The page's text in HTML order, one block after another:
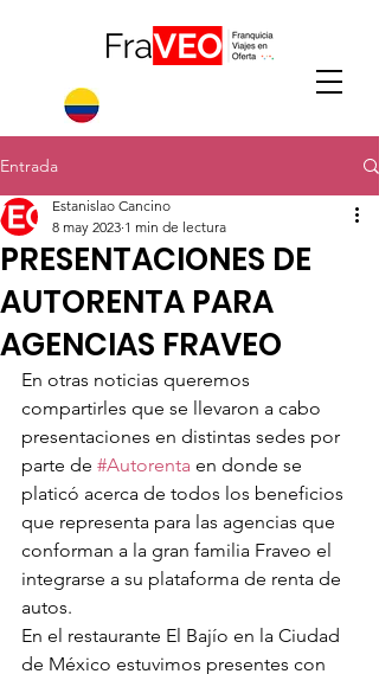
Entrada
PRESENTACIONES DE
AUTORENTA PARA
AGENCIAS FRAVEO
Estanislao Cancino
8 may 2023 1 min de lectura
En otras noticias queremos
compartirles que se llevaron a cabo
presentaciones en distintas sedes por
parte de #Autorenta en donde se
platicó acerca de todos los beneficios
que representa para las agencias que
conforman a la gran familia Fraveo el
integrarse a su plataforma de renta de
autos.
En el restaurante El Bajío en la Ciudad
de México estuvimos presentes con